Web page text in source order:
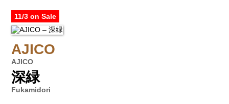
11/3 on Sale
AJICO
AJICO
深緑
Fukamidori